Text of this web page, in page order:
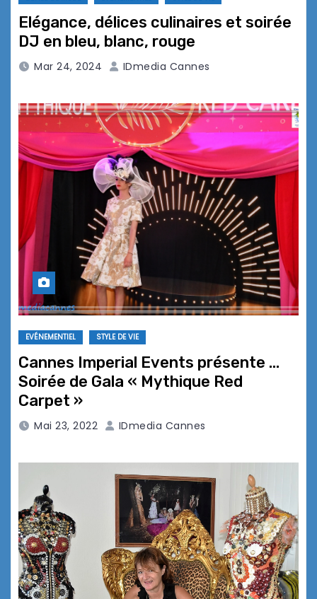
Elégance, délices culinaires et soirée
DJ en bleu, blanc, rouge
Mar 24, 2024 IDmedia Cannes
EVÉNEMENTIEL STYLE DE VIE
Cannes Imperial Events présente …
Soirée de Gala « Mythique Red
Carpet »
Mai 23, 2022 IDmedia Cannes